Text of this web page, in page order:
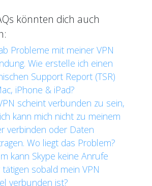
könnten dich auch
Probleme mit meiner VPN
Wie erstelle ich einen
Support Report (TSR)
iPhone & iPad?
scheint verbunden zu sein,
kann mich nicht zu meinem
verbinden oder Daten
Wo liegt das Problem?
kann Skype keine Anrufe
sobald mein VPN
verbunden ist?